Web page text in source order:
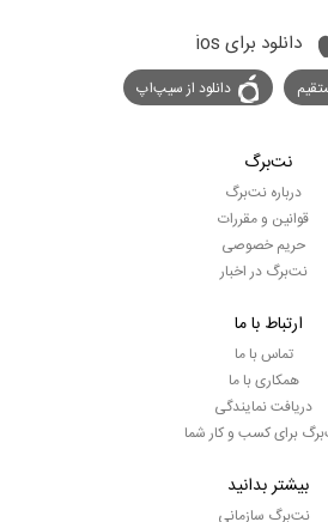
دانلود برای ios
دانلود از سیپ‌اپ
نت‌برگ
درباره نت‌برگ
قوانین و مقررات
حریم خصوصی
نت‌برگ در اخبار
ارتباط با ما
تماس با ما
همکاری با ما
دریافت نمایندگی
برای کسب و کار شما
بیشتر بدانید
نت‌برگ سازمانی